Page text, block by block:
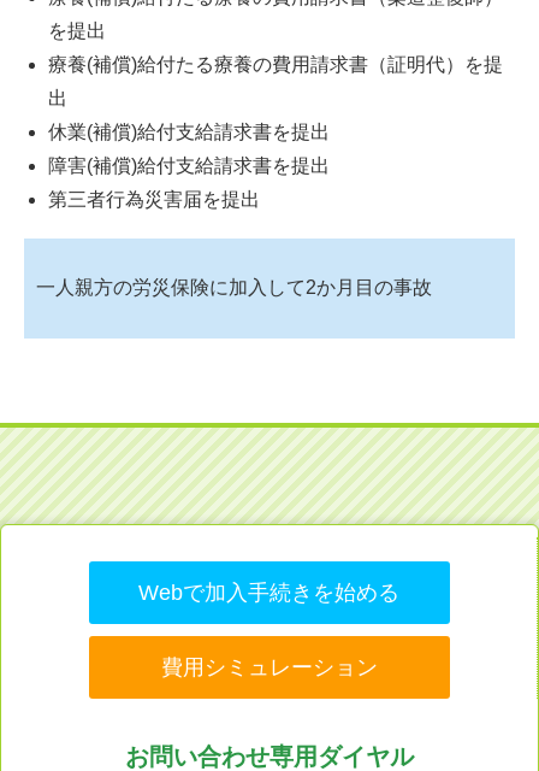
を提出
療養(補償)給付たる療養の費用請求書（証明代）を提
出
休業(補償)給付支給請求書を提出
障害(補償)給付支給請求書を提出
第三者行為災害届を提出
一人親方の労災保険に加入して2か月目の事故
Webで加入手続きを始める
費用シミュレーション
お問い合わせ専用ダイヤル